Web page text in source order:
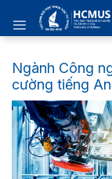
content
Ngành Công
cường tiếng